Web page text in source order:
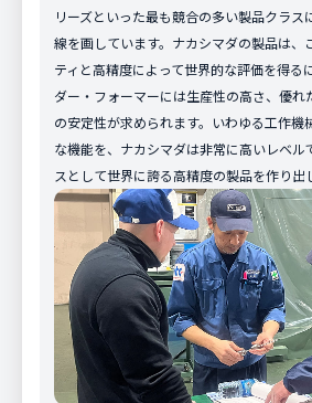
リーズといった最も競合の多い製品クラス
線を画しています。ナカシマダの製品は、
ティと高精度によって世界的な評価を得る
ダー・フォーマーには生産性の高さ、優れ
の安定性が求められます。いわゆる工作機
な機能を、ナカシマダは非常に高いレベル
スとして世界に誇る高精度の製品を作り出